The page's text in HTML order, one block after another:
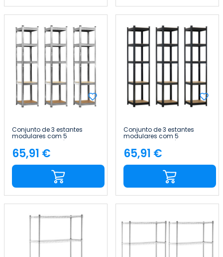
Conjunto de 3 estantes
modulares com 5
prateleiras ajustáveis, 180 x
40 x 40 cm, 175 kg Thinia
Home
Preço
65,91 €
Conjunto de 3 estantes
modulares com 5
prateleiras ajustáveis, 180 x
40 x 40 cm, 175 kg Thinia
Home
Preço
65,91 €